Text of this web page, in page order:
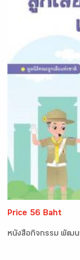
Price 56 Baht
หนังสือกิจกรรม พัฒน